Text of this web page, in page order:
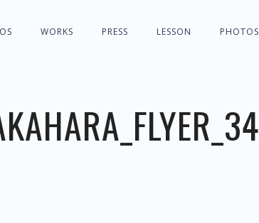
WORKS PRESS LESSON PHOTOS